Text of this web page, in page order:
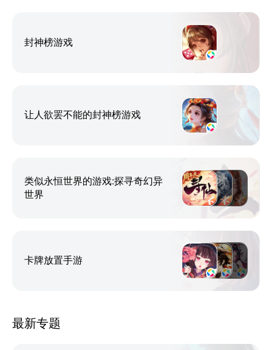
封神榜游戏
让人欲罢不能的封神榜游戏
类似永恒世界的游戏:探寻奇幻异
世界
卡牌放置手游
最新专题